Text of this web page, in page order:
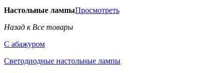
Настольные лампыПросмотреть
Назад к Все товары
С абажуром
Светодиодные настольные лампы